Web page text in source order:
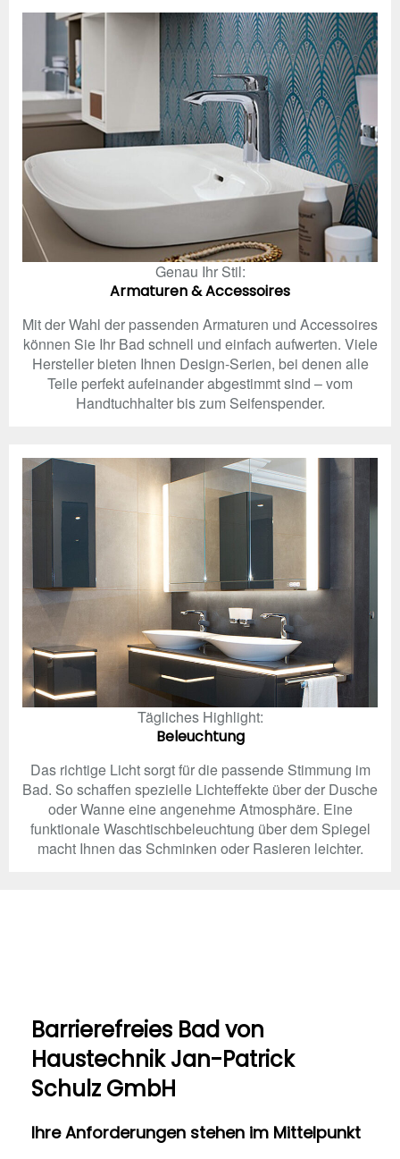
Genau Ihr Stil:
Armaturen & Accessoires
Mit der Wahl der passenden Armaturen und Accessoires
können Sie Ihr Bad schnell und einfach aufwerten. Viele
Hersteller bieten Ihnen Design-Serien, bei denen alle
Teile perfekt aufeinander abgestimmt sind – vom
Handtuchhalter bis zum Seifenspender.
Tägliches Highlight:
Beleuchtung
Das richtige Licht sorgt für die passende Stimmung im
Bad. So schaffen spezielle Lichteffekte über der Dusche
oder Wanne eine angenehme Atmosphäre. Eine
funktionale Waschtischbeleuchtung über dem Spiegel
macht Ihnen das Schminken oder Rasieren leichter.
Barrierefreies Bad von
Haustechnik Jan-Patrick
Schulz GmbH
Ihre Anforderungen stehen im Mittelpunkt